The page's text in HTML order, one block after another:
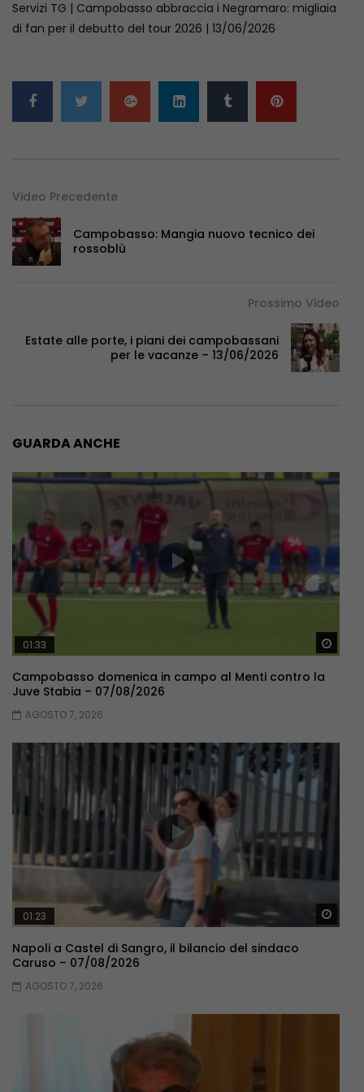
Servizi TG | Campobasso abbraccia i Negramaro: migliaia
di fan per il debutto del tour 2026 | 13/06/2026
Video Precedente
Campobasso: Mangia nuovo tecnico dei
rossoblù
Prossimo Video
Estate alle porte, i piani dei campobassani
per le vacanze – 13/06/2026
GUARDA ANCHE
01:33
Campobasso domenica in campo al Menti contro la
Juve Stabia – 07/08/2026
AGOSTO 7, 2026
01:23
Napoli a Castel di Sangro, il bilancio del sindaco
Caruso – 07/08/2026
AGOSTO 7, 2026